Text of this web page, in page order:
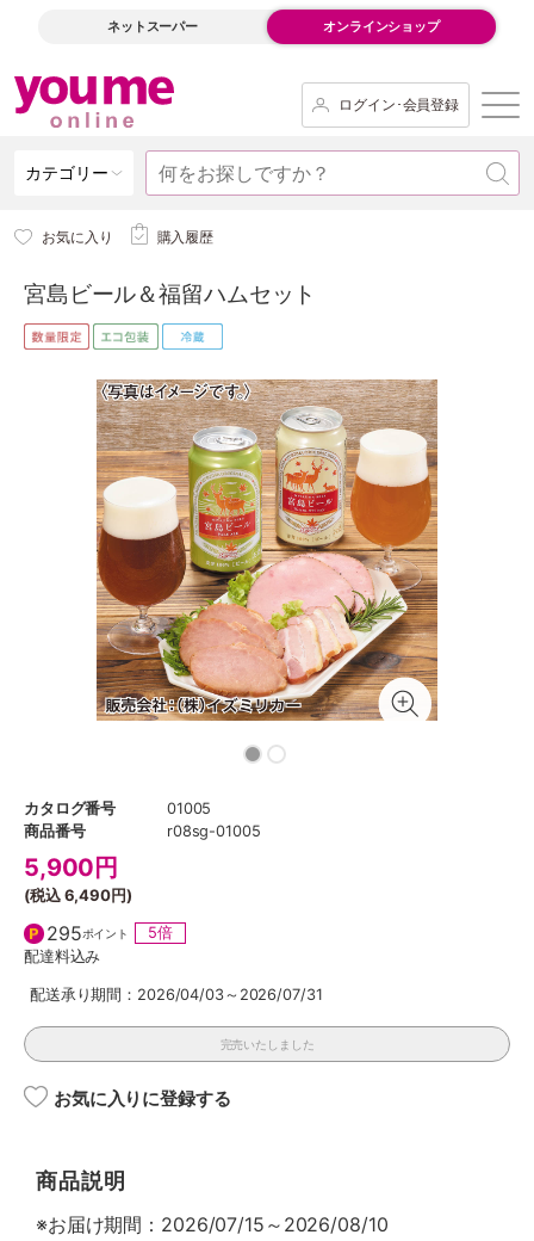
ネットスーパー オンラインショップ
ログイン･会員登録
カテゴリー
お気に入り 購入履歴
宮島ビール＆福留ハムセット
カタログ番号
01005
商品番号
r08sg-01005
5,900 円
(税込6,490円)
295ポイント
5倍
配達料込み
配送承り期間：2026/04/03～2026/07/31
完売いたしました
お気に入りに登録する
商品説明
※お届け期間：2026/07/15～2026/08/10